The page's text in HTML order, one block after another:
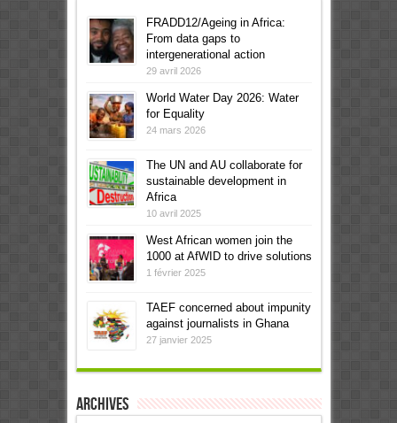
FRADD12/Ageing in Africa:
From data gaps to
intergenerational action
29 avril 2026
World Water Day 2026: Water
for Equality
24 mars 2026
The UN and AU collaborate for
sustainable development in
Africa
10 avril 2025
West African women join the
1000 at AfWID to drive solutions
1 février 2025
TAEF concerned about impunity
against journalists in Ghana
27 janvier 2025
Archives